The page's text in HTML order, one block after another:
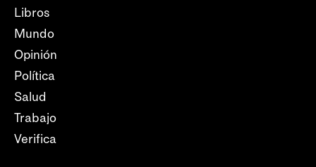
Libros
Mundo
Opinión
Política
Salud
Trabajo
Verifica